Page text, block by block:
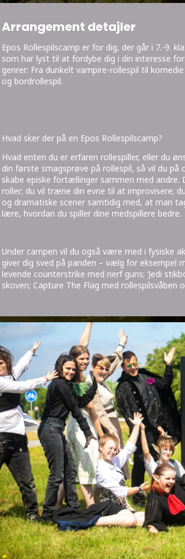
Arrangement detajler
Epos Rollespilscamp er for dig, der går i 7.-9.
som har lyst til at fordybe dig i din interesse
genrer: Fra dunkelt vampire-rollespil til
og bordrollespil.
Hvad sker der på en Epos Rollespilscamp?
Hvad enten du er erfaren rollespiller, eller du
din første smagsprøve på rollespil, så vil du
skabe episke fortællinger sammen med andre.
roller; du vil træne din evne til at improvisere;
og dramatiske scener samtidig med, at man
lære, hvordan du spiller dine medspillere bedre.
Under campen vil du også være med i fysiske
giver dig sved på panden – vælg for eksempel
levende counterstrike med nerf guns; ‘Jedi
skoven; Capture The Flag med rollespilsvåben